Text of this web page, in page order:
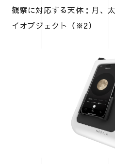
観察に対応する天体：月、
イオブジェクト（※2）